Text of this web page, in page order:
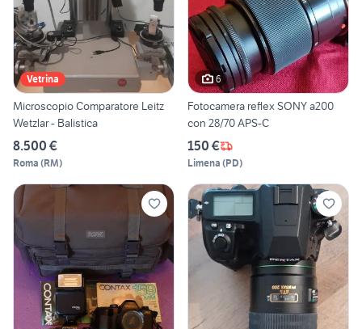
Vetrina
Microscopio Comparatore Leitz
Wetzlar - Balistica
8.500 €
Roma (RM)
6
Fotocamera reflex SONY a200
con 28/70 APS-C
150 €
Limena (PD)